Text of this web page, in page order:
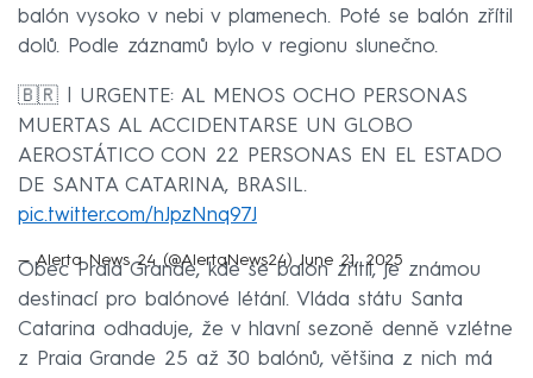
balón vysoko v nebi v plamenech. Poté se balón zřítil
dolů. Podle záznamů bylo v regionu slunečno.
🇧🇷 | URGENTE: AL MENOS OCHO PERSONAS
MUERTAS AL ACCIDENTARSE UN GLOBO
AEROSTÁTICO CON 22 PERSONAS EN EL ESTADO
DE SANTA CATARINA, BRASIL.
pic.twitter.com/hJpzNnq97J
— Alerta News 24 (@AlertaNews24) June 21, 2025
Obec Praia Grande, kde se balón zřítil, je známou
destinací pro balónové létání. Vláda státu Santa
Catarina odhaduje, že v hlavní sezoně denně vzlétne
z Praia Grande 25 až 30 balónů, většina z nich má